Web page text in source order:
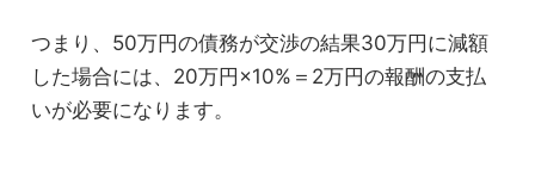
つまり、50万円の債務が交渉の結果30万円に減額
した場合には、20万円×10%＝2万円の報酬の支払
いが必要になります。